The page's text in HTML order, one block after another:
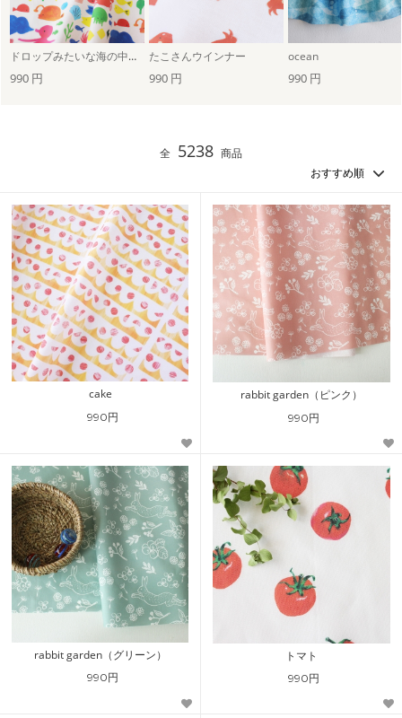
ドロップみたいな海の中（ホワイト） たこさんウインナー ocean
990 円 990 円 990 円
全 5238 商品
cake
990円
rabbit garden（ピンク）
990円
rabbit garden（グリーン）
990円
トマト
990円